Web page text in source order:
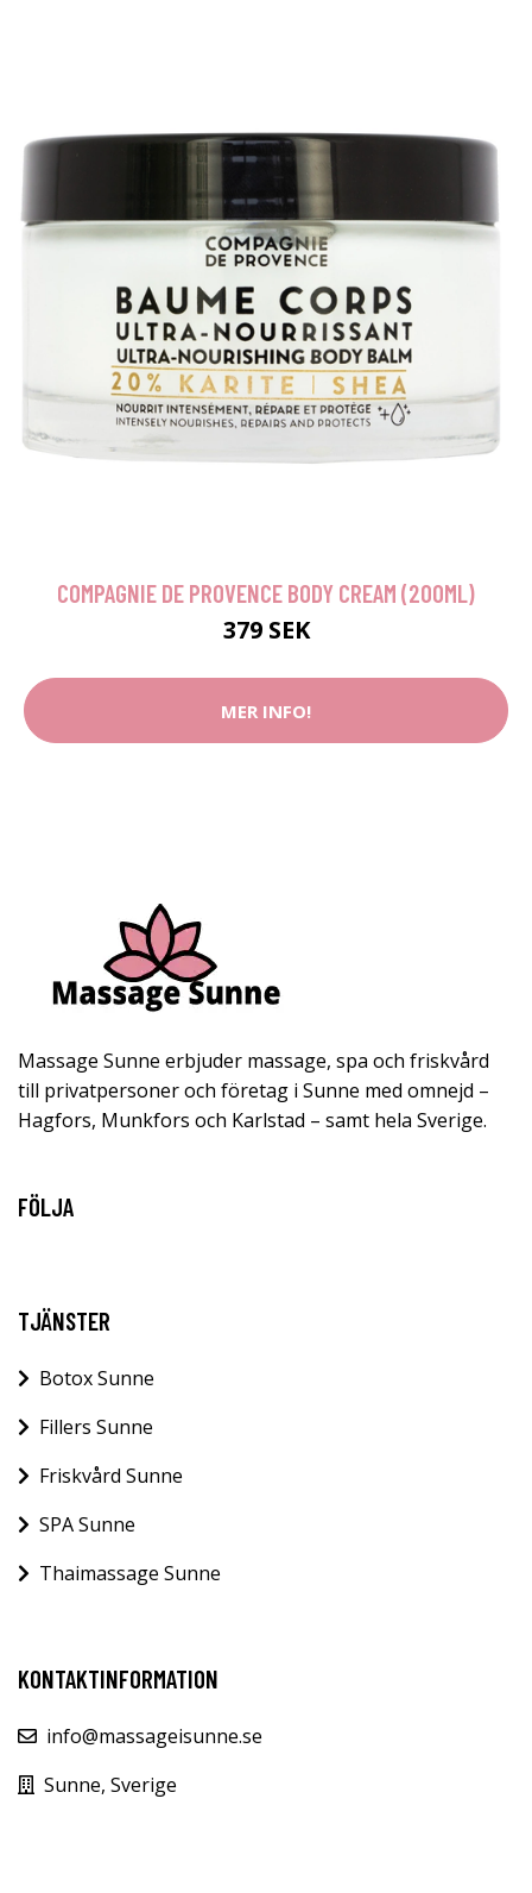
COMPAGNIE DE PROVENCE BODY CREAM (200ML)
379 SEK
MER INFO!
Massage Sunne erbjuder massage, spa och friskvård
till privatpersoner och företag i Sunne med omnejd –
Hagfors, Munkfors och Karlstad – samt hela Sverige.
FÖLJA
TJÄNSTER
Botox Sunne
Fillers Sunne
Friskvård Sunne
SPA Sunne
Thaimassage Sunne
KONTAKTINFORMATION
info@massageisunne.se
Sunne, Sverige